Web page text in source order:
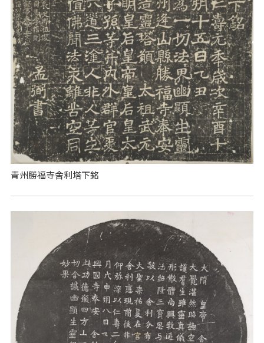
青州勝福寺舍利塔下銘